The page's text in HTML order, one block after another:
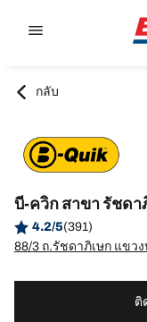
กลับ
บี-ควิก สาขา รัชดา
4.2/5(391)
ติ